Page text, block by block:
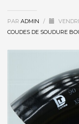
PAR ADMIN /
COUDES DE SOUDURE